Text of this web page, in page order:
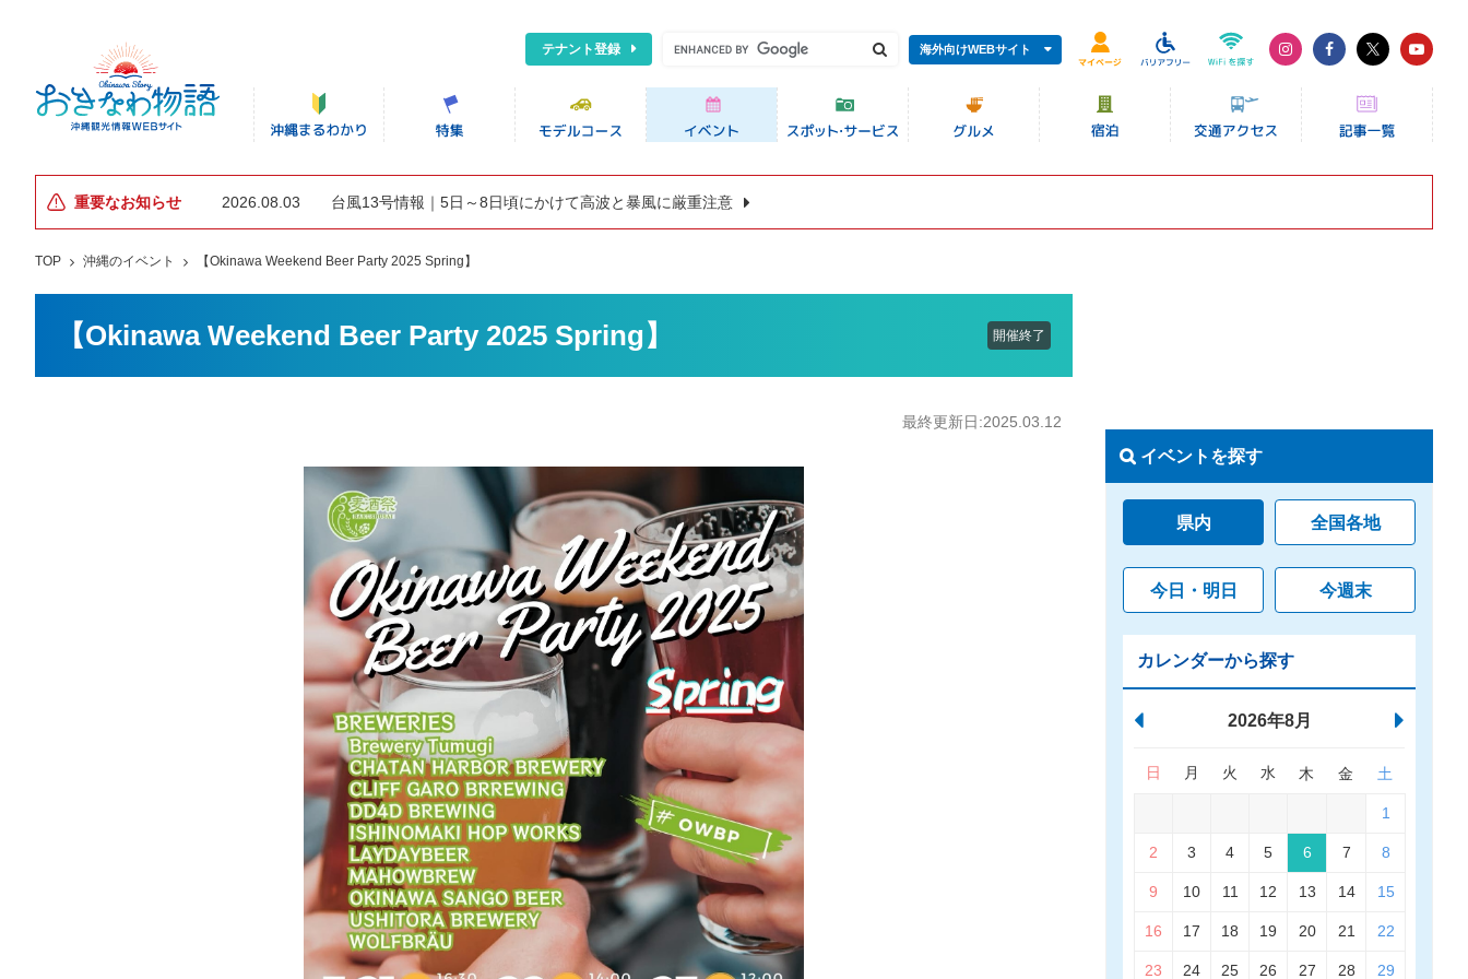
テナント登録 海外向けWEBサイト
重要なお知らせ 2026.08.03 台風13号情報｜5日～8日頃にかけて高波と暴風に厳重注意
TOP 沖縄のイベント 【Okinawa Weekend Beer Party 2025 Spring】
【Okinawa Weekend Beer Party 2025 Spring】 開催終了
最終更新日:2025.03.12
イベントを探す
県内 全国各地
今日・明日 今週末
カレンダーから探す
2026年8月
日 月 火 水 木 金 土
1
2 3 4 5 6 7 8
9 10 11 12 13 14 15
16 17 18 19 20 21 22
23 24 25 26 27 28 29